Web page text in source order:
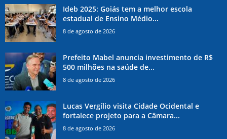
Ideb 2025: Goiás tem a melhor escola
estadual de Ensino Médio...
8 de agosto de 2026
Prefeito Mabel anuncia investimento de R$
500 milhões na saúde de...
8 de agosto de 2026
Lucas Vergílio visita Cidade Ocidental e
fortalece projeto para a Câmara...
8 de agosto de 2026